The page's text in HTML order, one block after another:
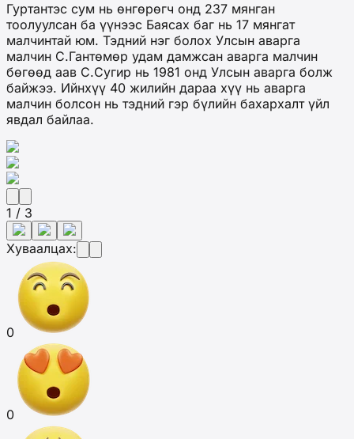
Гуртантэс сум нь өнгөрөгч онд 237 мянган
тоолуулсан ба үүнээс Баясах баг нь 17 мянгат
малчинтай юм. Тэдний нэг болох Улсын аварга
малчин С.Гантөмөр удам дамжсан аварга малчин
бөгөөд аав С.Сугир нь 1981 онд Улсын аварга болж
байжээ. Ийнхүү 40 жилийн дараа хүү нь аварга
малчин болсон нь тэдний гэр бүлийн бахархалт үйл
явдал байлаа.
1 / 3
Хуваалцах:
0
0